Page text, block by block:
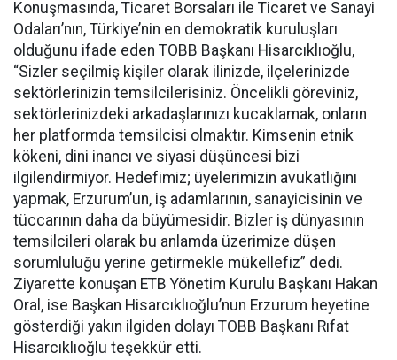
Konuşmasında, Ticaret Borsaları ile Ticaret ve Sanayi
Odaları’nın, Türkiye’nin en demokratik kuruluşları
olduğunu ifade eden TOBB Başkanı Hisarcıklıoğlu,
“Sizler seçilmiş kişiler olarak ilinizde, ilçelerinizde
sektörlerinizin temsilcilerisiniz. Öncelikli göreviniz,
sektörlerinizdeki arkadaşlarınızı kucaklamak, onların
her platformda temsilcisi olmaktır. Kimsenin etnik
kökeni, dini inancı ve siyasi düşüncesi bizi
ilgilendirmiyor. Hedefimiz; üyelerimizin avukatlığını
yapmak, Erzurum’un, iş adamlarının, sanayicisinin ve
tüccarının daha da büyümesidir. Bizler iş dünyasının
temsilcileri olarak bu anlamda üzerimize düşen
sorumluluğu yerine getirmekle mükellefiz” dedi.
Ziyarette konuşan ETB Yönetim Kurulu Başkanı Hakan
Oral, ise Başkan Hisarcıklıoğlu’nun Erzurum heyetine
gösterdiği yakın ilgiden dolayı TOBB Başkanı Rıfat
Hisarcıklıoğlu teşekkür etti.